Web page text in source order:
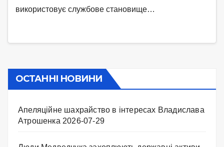
використовує службове становище…
ОСТАННІ НОВИНИ
Апеляційне шахрайство в інтересах Владислава
Атрошенка 2026-07-29